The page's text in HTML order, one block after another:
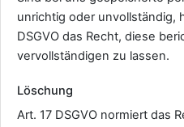
unrichtig oder unvollständig,
DSGVO das Recht, diese
vervollständigen zu lassen.
Löschung
Art. 17 DSGVO normiert das